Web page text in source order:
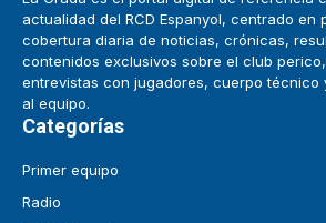
actualidad del RCD Espanyol, centrado en
cobertura diaria de noticias, crónicas,
contenidos exclusivos sobre el club
entrevistas con jugadores, cuerpo técnico
al equipo.
Categorías
Primer equipo
Radio